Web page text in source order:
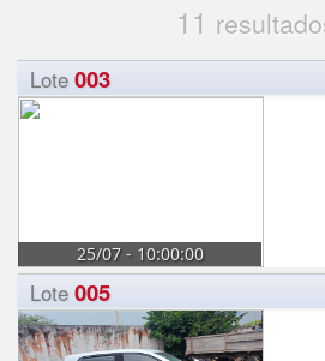
11
Lote 003
25/07 - 10:00:00
Lote 005